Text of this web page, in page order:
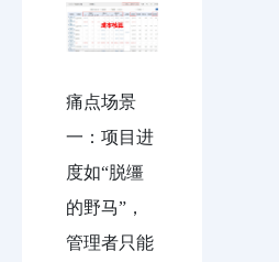
痛点场景
一：项目进
度如“脱缰
的野马”，
管理者只能